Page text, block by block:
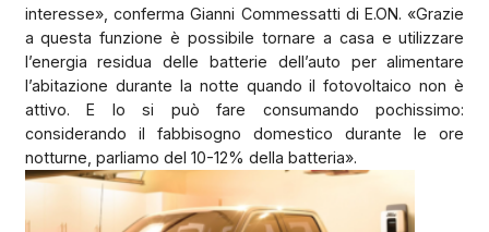
interesse», conferma Gianni Commessatti di E.ON. «Grazie
a questa funzione è possibile tornare a casa e utilizzare
l’energia residua delle batterie dell’auto per alimentare
l’abitazione durante la notte quando il fotovoltaico non è
attivo. E lo si può fare consumando pochissimo:
considerando il fabbisogno domestico durante le ore
notturne, parliamo del 10-12% della batteria».